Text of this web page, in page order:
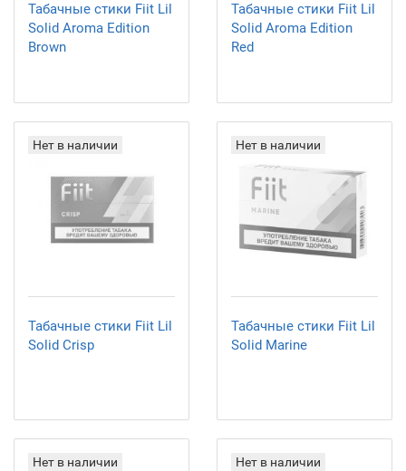
Табачные стики Fiit Lil
Solid Aroma Edition
Brown
Табачные стики Fiit Lil
Solid Aroma Edition
Red
Нет в наличии
Табачные стики Fiit Lil
Solid Crisp
Нет в наличии
Табачные стики Fiit Lil
Solid Marine
Нет в наличии Нет в наличии